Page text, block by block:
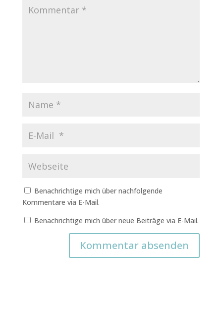
Benachrichtige mich über nachfolgende
Kommentare via E-Mail.
Benachrichtige mich über neue Beiträge via E-Mail.